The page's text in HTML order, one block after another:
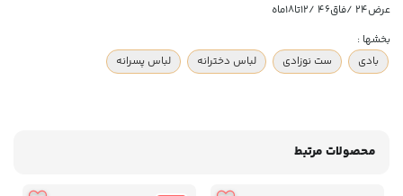
عرض۲۴ /فاق۴۶ /۱۲تا۱۸ماه
بخشها :
بادی
ست نوزادی لباس دخترانه لباس پسرانه
محصولات مرتبط